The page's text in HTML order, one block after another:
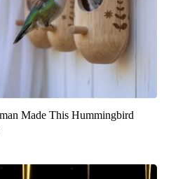
Made This Hummingbird